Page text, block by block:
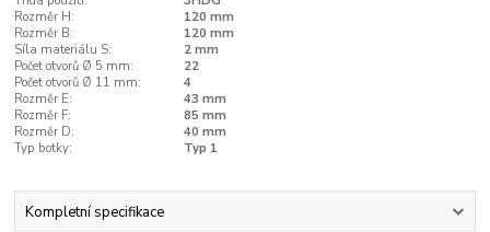
Rozměr H:
120 mm
Rozměr B:
120 mm
Síla materiálu S:
2 mm
Počet otvorů Ø 5 mm:
22
Počet otvorů Ø 11 mm:
4
Rozměr E:
43 mm
Rozměr F:
85 mm
Rozměr D:
40 mm
Typ botky:
Typ 1
Kompletní specifikace